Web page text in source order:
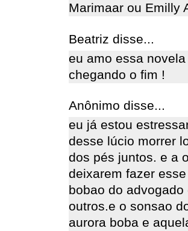
Marimaar ou Emilly
Beatriz disse...
eu amo essa
chegando o fim !
Anônimo disse...
eu já estou
desse lúcio morrer
dos pés juntos. e a
deixarem fazer
bobao do
outros.e o sonsao
aurora boba e